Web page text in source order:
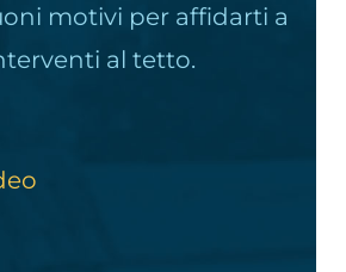
motivi per affidarti a
al tetto.